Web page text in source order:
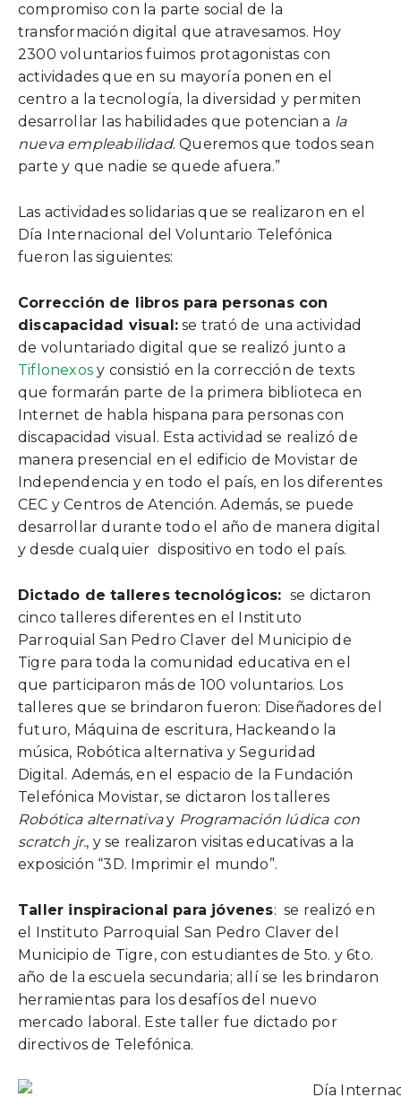
compromiso con la parte social de la
transformación digital que atravesamos. Hoy
2300 voluntarios fuimos protagonistas con
actividades que en su mayoría ponen en el
centro a la tecnología, la diversidad y permiten
desarrollar las habilidades que potencian a la
nueva empleabilidad. Queremos que todos sean
parte y que nadie se quede afuera.”
Las actividades solidarias que se realizaron en el
Día Internacional del Voluntario Telefónica
fueron las siguientes:
Corrección de libros para personas con
discapacidad visual: se trató de una actividad
de voluntariado digital que se realizó junto a
Tiflonexos y consistió en la corrección de texts
que formarán parte de la primera biblioteca en
Internet de habla hispana para personas con
discapacidad visual. Esta actividad se realizó de
manera presencial en el edificio de Movistar de
Independencia y en todo el país, en los diferentes
CEC y Centros de Atención. Además, se puede
desarrollar durante todo el año de manera digital
y desde cualquier dispositivo en todo el país.
Dictado de talleres tecnológicos: se dictaron
cinco talleres diferentes en el Instituto
Parroquial San Pedro Claver del Municipio de
Tigre para toda la comunidad educativa en el
que participaron más de 100 voluntarios. Los
talleres que se brindaron fueron: Diseñadores del
futuro, Máquina de escritura, Hackeando la
música, Robótica alternativa y Seguridad
Digital. Además, en el espacio de la Fundación
Telefónica Movistar, se dictaron los talleres
Robótica alternativay Programación lúdica con
scratch jr., y se realizaron visitas educativas a la
exposición “3D. Imprimir el mundo”.
Taller inspiracional para jóvenes: se realizó en
el Instituto Parroquial San Pedro Claver del
Municipio de Tigre, con estudiantes de 5to. y 6to.
año de la escuela secundaria; allí se les brindaron
herramientas para los desafíos del nuevo
mercado laboral. Este taller fue dictado por
directivos de Telefónica.